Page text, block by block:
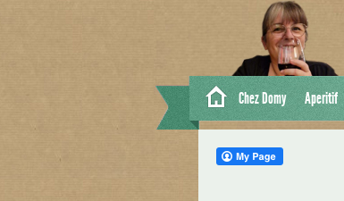
Chez Domy Aperitif